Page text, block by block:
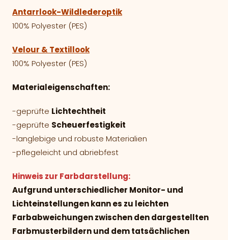
Antarrlook-Wildlederoptik
100% Polyester (PES)
Velour & Textillook
100% Polyester (PES)
Materialeigenschaften:
-geprüfte Lichtechtheit
-geprüfte Scheuerfestigkeit
-langlebige und robuste Materialien
-pflegeleicht und abriebfest
Hinweis zur Farbdarstellung:
Aufgrund unterschiedlicher Monitor- und
Lichteinstellungen kann es zu leichten
Farbabweichungen zwischen den dargestellten
Farbmusterbildern und dem tatsächlichen